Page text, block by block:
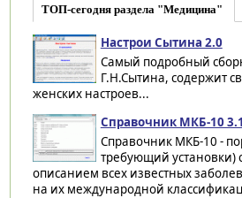
ТОП-сегодня раздела "Медицина"
Настрои Сытина 2.0
Самый подробный
Г.Н.Сытина, содержит
женских настроев...
Справочник МКБ-10 3.1
Справочник МКБ-10 -
требующий установки)
описанием всех известных
на их международной